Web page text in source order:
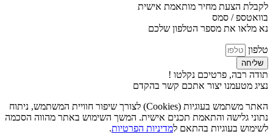
לקבלת הצעת מחיר מותאמת אישית
בוואטספ / סמס
נא מלאו את מספר הטלפון שלכם
טלפון
שליחה
תודה רבה, פרטיכם נקלטו !
נציג מטעמנו יצור אתכם קשר בהקדם
האתר משתמש בעוגיות (Cookies) לצורך שיפור חוויית המשתמש, ניתוח
נתוני גלישה והתאמת תכנים אישית. המשך השימוש באתר מהווה הסכמה
לשימוש בעוגיות בהתאם למדיניות הפרטיות.